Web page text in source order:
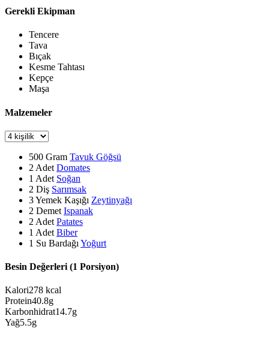
Gerekli Ekipman
Tencere
Tava
Bıçak
Kesme Tahtası
Kepçe
Maşa
Malzemeler
500 Gram Tavuk Göğsü
2 Adet Domates
1 Adet Soğan
2 Diş Sarımsak
3Yemek Kaşığı Zeytinyağı
2 Demet Ispanak
2 Adet Patates
1 Adet Biber
1 Su Bardağı Yoğurt
Besin Değerleri (1 Porsiyon)
Kalori278 kcal
Protein40.8g
Karbonhidrat14.7g
Yağ5.5g